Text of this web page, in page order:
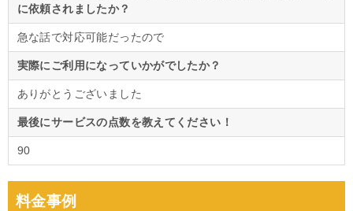
に依頼されましたか？
急な話で対応可能だったので
実際にご利用になっていかがでしたか？
ありがとうございました
最後にサービスの点数を教えてください！
90
料金事例